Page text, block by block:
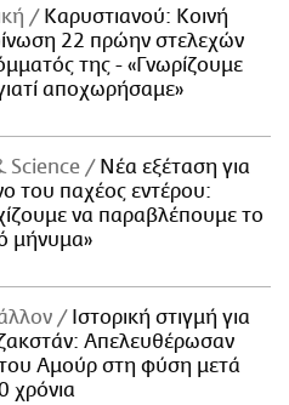
Καρυστιανού: Κοινή
22 πρώην στελεχών
της - «Γνωρίζουμε
αποχωρήσαμε»
Science
Νέα εξέταση για
του παχέος εντέρου:
να παραβλέπουμε το
μήνυμα»
Ιστορική στιγμή για
Απελευθέρωσαν
του Αμούρ στη φύση μετά
χρόνια